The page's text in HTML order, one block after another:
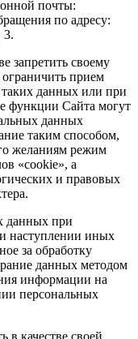
почты:
по адресу:
3.
запретить своему
прием
данных или при
функции Сайта могут
данных
таким способом,
желаниям режим
«cookie», а
и правовых
данных при
наступлении иных
за обработку
данных методом
информации на
персональных
в качестве своей